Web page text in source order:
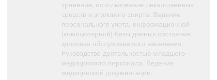
хранение, использование лекарственных
средств и этилового спирта. Ведение
персонального учета, информационной
(компьютерной) базы данных состояния
здоровья обслуживаемого населения.
Руководство деятельностью младшего
медицинского персонала. Ведение
медицинской документации.